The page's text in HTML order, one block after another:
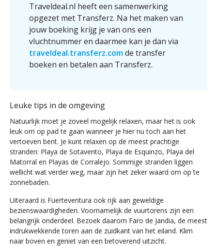
Traveldeal.nl heeft een samenwerking
opgezet met Transferz. Na het maken van
jouw boeking krijg je van ons een
vluchtnummer en daarmee kan je dan via
traveldeal.transferz.comde transfer
boeken en betalen aan Transferz.
Leuke tips in de omgeving
Natuurlijk moet je zoveel mogelijk relaxen, maar het is ook
leuk om op pad te gaan wanneer je hier nu toch aan het
vertoeven bent. Je kunt relaxen op de meest prachtige
stranden: Playa de Sotavento, Playa de Esquinzo, Playa del
Matorral en Playas de Corralejo. Sommige stranden liggen
wellicht wat verder weg, maar zijn het zeker waard om op te
zonnebaden.
Uiteraard is Fuerteventura ook rijk aan geweldige
bezienswaardigheden. Voornamelijk de vuurtorens zijn een
belangrijk onderdeel. Bezoek daarom Faro de Jandia, de meest
indrukwekkende toren aan de zuidkant van het eiland. Klim
naar boven en geniet van een betoverend uitzicht.